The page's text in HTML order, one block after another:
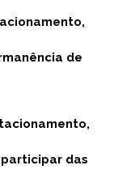
de
das